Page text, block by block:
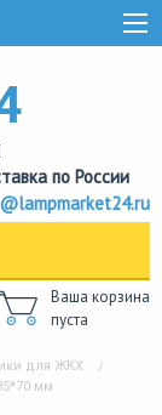
по России
Ваша корзина
пуста
для ЖКХ
мм